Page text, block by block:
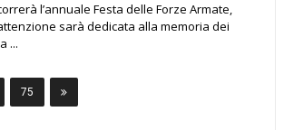
l’annuale Festa delle Forze Armate,
sarà dedicata alla memoria dei
...
75